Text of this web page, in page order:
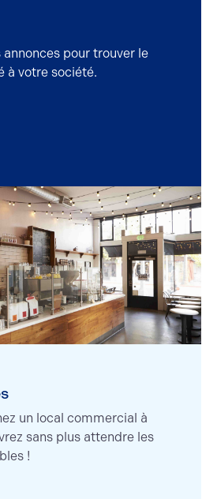
annonces pour trouver le
à votre société.
un local commercial à
sans plus attendre les
!